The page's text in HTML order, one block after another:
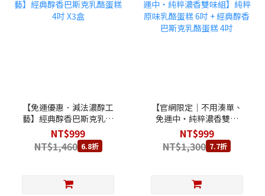
【免運優惠．減法濃醇工
藝】經典醇香巴斯克乳酪
蛋糕 4吋 X3盒
NT$999
NT$1,460 6.8折
【官網限定｜不用湊單、
免運中・純粹濃香雙味
組】純粹原味乳酪蛋糕 6
吋 + 經典醇香巴斯克乳酪
蛋糕 4吋
NT$999
NT$1,300 7.7折